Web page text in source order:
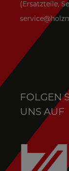
(Ersatzteile,
FOLGEN
UNS AUF